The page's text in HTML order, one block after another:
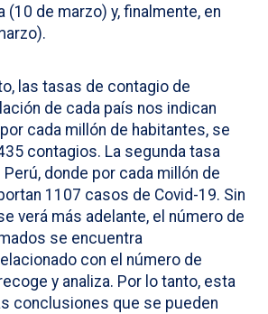
(10 de marzo) y, finalmente, en
las tasas de contagio de
de cada país nos indican
cada millón de habitantes, se
contagios. La segunda tasa
donde por cada millón de
1107 casos de Covid-19. Sin
verá más adelante, el número de
se encuentra
con el número de
y analiza. Por lo tanto, esta
conclusiones que se pueden